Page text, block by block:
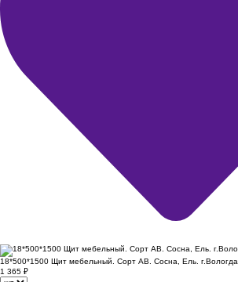
18*500*1500 Щит мебельный. Сорт АВ. Сосна, Ель. г.Вологда
1 365 ₽